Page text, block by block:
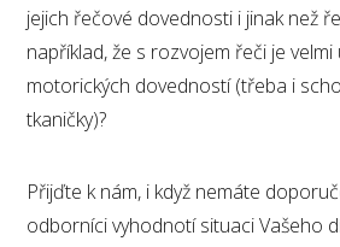
jejich řečové dovednosti i jinak než
například, že s rozvojem řeči je
motorických dovedností (třeba i
tkaničky)?
Přijďte k nám, i když nemáte
odborníci vyhodnotí situaci Vašeho